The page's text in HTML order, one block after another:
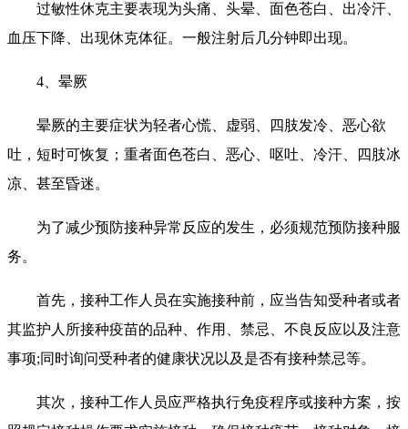
过敏性休克主要表现为头痛、头晕、面色苍白、出冷汗、
血压下降、出现休克体征。一般注射后几分钟即出现。
4、晕厥
晕厥的主要症状为轻者心慌、虚弱、四肢发冷、恶心欲
吐，短时可恢复；重者面色苍白、恶心、呕吐、冷汗、四肢冰
凉、甚至昏迷。
为了减少预防接种异常反应的发生，必须规范预防接种服
务。
首先，接种工作人员在实施接种前，应当告知受种者或者
其监护人所接种疫苗的品种、作用、禁忌、不良反应以及注意
事项;同时询问受种者的健康状况以及是否有接种禁忌等。
其次，接种工作人员应严格执行免疫程序或接种方案，按